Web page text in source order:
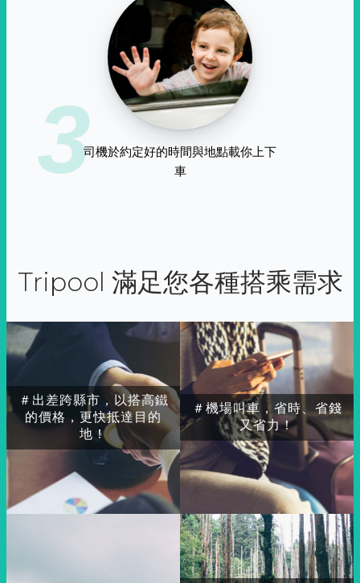
3司機於約定好的時間與地點載你上下
車
Tripool 滿足您各種搭乘需求
＃出差跨縣市，以搭高鐵
的價格，更快抵達目的
地！
＃機場叫車，省時、省錢
又省力！